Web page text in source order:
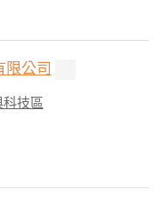
限公司
技區